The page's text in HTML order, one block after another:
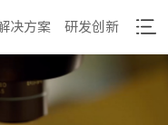
决方案 研发创新